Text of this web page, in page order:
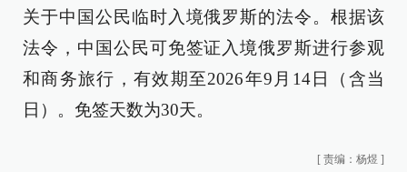
关于中国公民临时入境俄罗斯的法令。根据该
法令，中国公民可免签证入境俄罗斯进行参观
和商务旅行，有效期至2026年9月14日（含当
日）。免签天数为30天。
[ 责编：杨煜 ]